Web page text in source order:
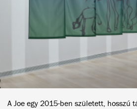
A Joe egy 2015-ben született, hosszú